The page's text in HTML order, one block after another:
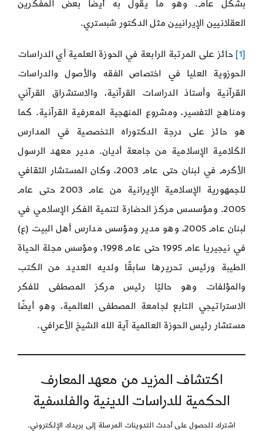
بشكل عام. وهو ما يقول به أيضًا بعض المفكرين
العقلانيين الإيرانيين مثل الدكتور شبستري.
[1]
حائز على المرتبة الرابعة في الحوزة العلمية أي الدراسات
الحوزوية العليا في اختصاص الفقه والأصول والدراسات
القرآنية وأستاذ الدراسات القرآنية، والاستشراق القرآني
ومناهج التفسير، ومشروع المنهجية المعرفية القرآنية. كما
هو حائز على درجة الدكتوراه التخصصية في المدارس
الكلامية الإسلامية من جامعة أديان. مدير معهد الرسول
الأكرم في لبنان حتى عام 2003، وكان المستشار الثقافي
للجمهورية الإسلامية الإيرانية من عام 2003 حتى عام
2005. ومؤسسس مركز الحضارة لتنمية الفكر الإسلامي في
لبنان عام 2005، وهو مدير ومؤسس مدارس أهل البيت (ع)
في نيجيريا عام 1995 حتى عام 1998، ومؤسس مجلة الحياة
الطيبة ورئيس تحريرها سابقًا ولديه العديد من الكتب
والمؤلفات وهو حاليًا رئيس مركز المصطفى للفكر
الاستراتيجي التابع لجامعة المصطفى العالمية، وهو أيضًا
مستشار رئيس الحوزة العالمية آية الله الشيخ الأعرافي.
اكتشاف المزيد من معهد المعارف
الحكمية للدراسات الدينية والفلسفية
اشترك للحصول على أحدث التدوينات المرسلة إلى بريدك الإلكتروني.